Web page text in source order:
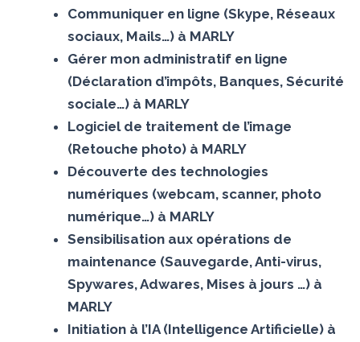
Communiquer en ligne (Skype, Réseaux
sociaux, Mails…) à MARLY
Gérer mon administratif en ligne
(Déclaration d’impôts, Banques, Sécurité
sociale…) à MARLY
Logiciel de traitement de l’image
(Retouche photo) à MARLY
Découverte des technologies
numériques (webcam, scanner, photo
numérique…) à MARLY
Sensibilisation aux opérations de
maintenance (Sauvegarde, Anti-virus,
Spywares, Adwares, Mises à jours …) à
MARLY
Initiation à l’IA (Intelligence Artificielle) à